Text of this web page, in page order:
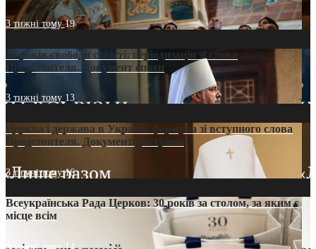
3 тижні тому19
35 років свободи совісті: періодизація зі слова
Предстоятеля. Документ епохи
3 тижні тому 13
Церква і держава в Україні: формула зі вступного слова
Предстоятеля. Документ доктрини
3 тижні тому16
Всеукраїнська Рада Церков: 30 років за столом, за яким є
місце всім
3 тижні тому14